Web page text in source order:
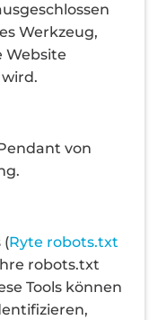
Werkzeug,
Website
von
(Ryte robots.txt
robots.txt
Tools können